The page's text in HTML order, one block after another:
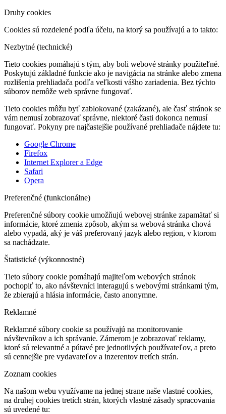
Druhy cookies
Cookies sú rozdelené podľa účelu, na ktorý sa používajú a to takto:
Nezbytné (technické)
Tieto cookies pomáhajú s tým, aby boli webové stránky použiteľné.
Poskytujú základné funkcie ako je navigácia na stránke alebo zmena
rozlišenia prehliadača podľa veľkosti vášho zariadenia. Bez týchto
súborov nemôže web správne fungovať.
Tieto cookies môžu byť zablokované (zakázané), ale časť stránok se
vám nemusí zobrazovať správne, niektoré časti dokonca nemusí
fungovať. Pokyny pre najčastejšie používané prehliadače nájdete tu:
Google Chrome
Firefox
Internet Explorer a Edge
Safari
Opera
Preferenčné (funkcionálne)
Preferenčné súbory cookie umožňujú webovej stránke zapamätať si
informácie, ktoré zmenia zpôsob, akým sa webová stránka chová
alebo vypadá, aký je váš preferovaný jazyk alebo region, v ktorom
sa nachádzate.
Štatistické (výkonnostné)
Tieto súbory cookie pomáhajú majiteľom webových stránok
pochopiť to, ako návštevníci interagujú s webovými stránkami tým,
že zbierajú a hlásia informácie, často anonymne.
Reklamné
Reklamné súbory cookie sa používajú na monitorovanie
návštevníkov a ich správanie. Zámerom je zobrazovať reklamy,
ktoré sú relevantné a pútavé pre jednotlivých používateľov, a preto
sú cennejšie pre vydavateľov a inzerentov tretích strán.
Zoznam cookies
Na našom webu využívame na jednej strane naše vlastné cookies,
na druhej cookies tretích strán, ktorých vlastné zásady spracovania
sú uvedené tu: